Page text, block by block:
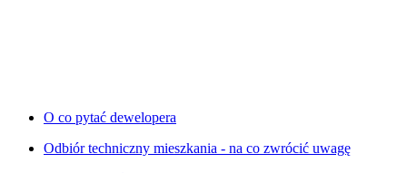
O co pytać dewelopera
Odbiór techniczny mieszkania - na co zwrócić uwagę